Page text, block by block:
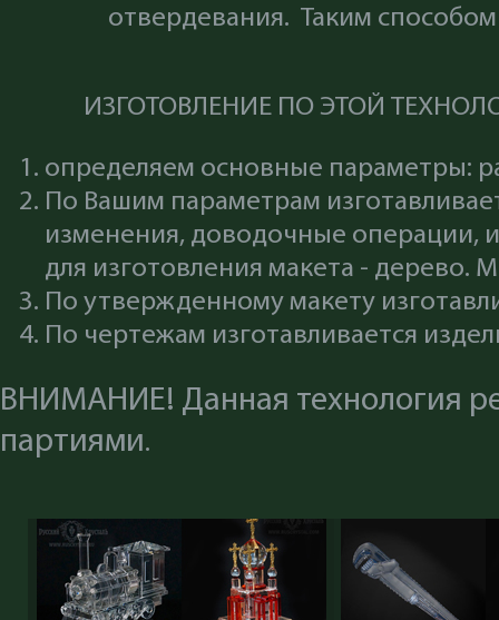
отвердевания. Таким
ИЗГОТОВЛЕНИЕ ПО ЭТОЙ
определяем основные параметры:
По Вашим параметрам
изменения, доводочные операции,
для изготовления макета - дерево.
По утвержденному макету
По чертежам изготавливается
ВНИМАНИЕ! Данная технология
партиями.